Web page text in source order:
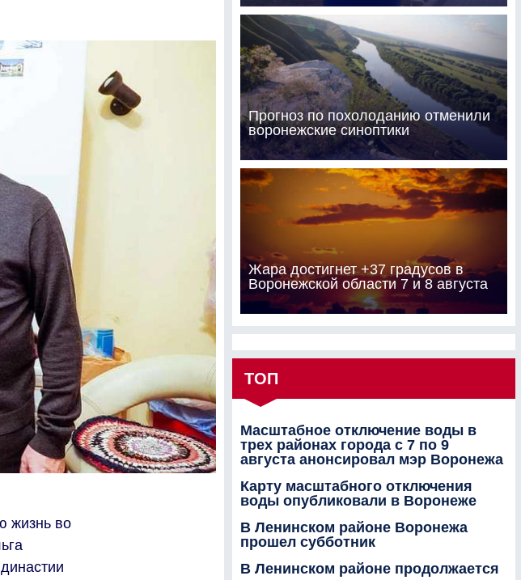
жизнь во
Прогноз по похолоданию отменили
воронежские синоптики
Жара достигнет +37 градусов в
Воронежской области 7 и 8 августа
ТОП
Масштабное отключение воды в
трех районах города с 7 по 9
августа анонсировал мэр Воронежа
Карту масштабного отключения
воды опубликовали в Воронеже
В Ленинском районе Воронежа
прошел субботник
В Ленинском районе продолжается